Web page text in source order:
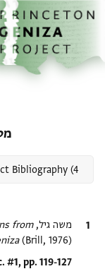
לתוכןהבית
ציטוט
משה גיל, from
(Brill, 1976).
in source
#1, pp. 119-127